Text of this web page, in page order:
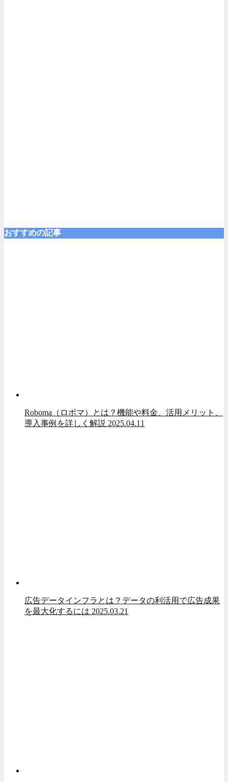
おすすめの記事
Roboma（ロボマ）とは？機能や料金、活用メリット、
導入事例を詳しく解説 2025.04.11
広告データインフラとは？データの利活用で広告成果
を最大化するには 2025.03.21